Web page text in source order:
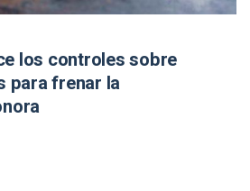
los controles sobre
para frenar la